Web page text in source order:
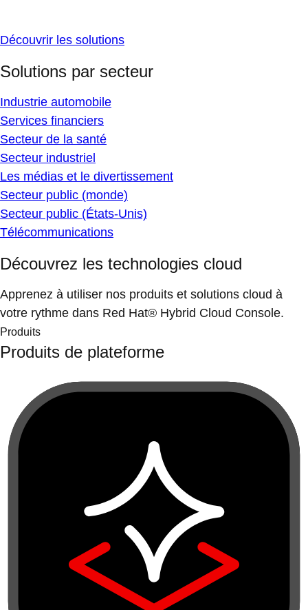
Découvrir les solutions
Solutions par secteur
Industrie automobile
Services financiers
Secteur de la santé
Secteur industriel
Les médias et le divertissement
Secteur public (monde)
Secteur public (États-Unis)
Télécommunications
Découvrez les technologies cloud
Apprenez à utiliser nos produits et solutions cloud à
votre rythme dans Red Hat® Hybrid Cloud Console.
Produits
Produits de plateforme